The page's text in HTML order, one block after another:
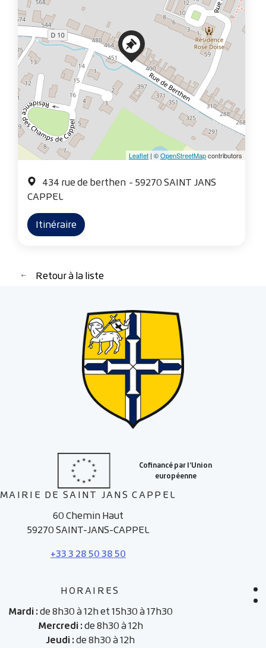
Leaflet | ©OpenStreetMapcontributors
434 rue de berthen- 59270 SAINT JANS
CAPPEL
Itinéraire
Retour à la liste
Retour à la liste
MAIRIE DE SAINT JANS CAPPEL
60 Chemin Haut
59270 SAINT-JANS-CAPPEL
+33 3 28 50 38 50
HORAIRES
Mardi :de 8h30 à 12h et 15h30 à 17h30
Mercredi :de 8h30 à 12h
Jeudi :de 8h30 à 12h